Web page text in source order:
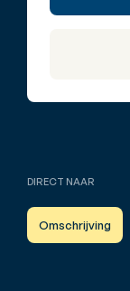
DIRECT NAAR
Omschrijving